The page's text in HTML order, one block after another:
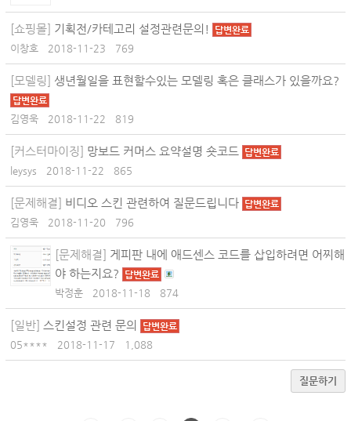
[쇼핑몰] 기획전/카테고리 설정관련문의! 답변완료
이창호 2018-11-23 769
[모델링] 생년월일을 표현할수있는 모델링 혹은 클래스가 있을까요?
답변완료
김영욱 2018-11-22 819
[커스터마이징] 망보드 커머스 요약설명 숏코드 답변완료
leysys 2018-11-22 865
[문제해결] 비디오 스킨 관련하여 질문드립니다 답변완료
김영욱 2018-11-20 796
[문제해결] 게피판 내에 애드센스 코드를 삽입하려면 어찌해
야 하는지요?
답변완료
박정훈 2018-11-18 874
[일반] 스킨설정 관련 문의 답변완료
05**** 2018-11-17 1,088
질문하기